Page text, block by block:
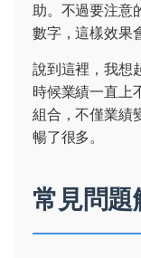
助。不過要注意
數字，這樣效果
說到這裡，我想
時候業績一直上
組合，不僅業績
暢了很多。
常見問題